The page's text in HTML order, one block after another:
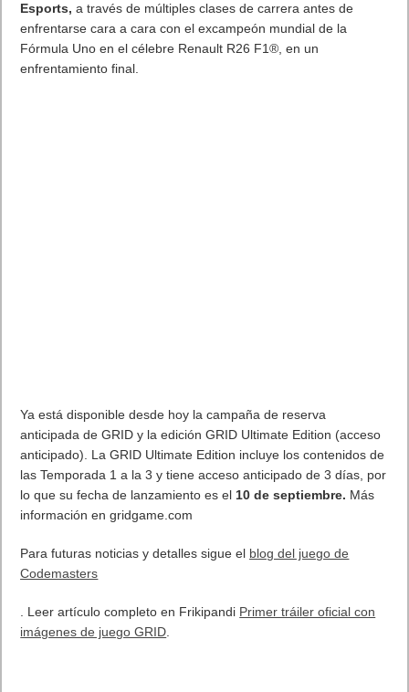
Esports, a través de múltiples clases de carrera antes de
enfrentarse cara a cara con el excampeón mundial de la
Fórmula Uno en el célebre Renault R26 F1®, en un
enfrentamiento final.
Ya está disponible desde hoy la campaña de reserva
anticipada de GRID y la edición GRID Ultimate Edition (acceso
anticipado). La GRID Ultimate Edition incluye los contenidos de
las Temporada 1 a la 3 y tiene acceso anticipado de 3 días, por
lo que su fecha de lanzamiento es el10 de septiembre. Más
información en gridgame.com
Para futuras noticias y detalles sigue el blog del juego de
Codemasters
. Leer artículo completo en Frikipandi Primer tráiler oficial con
imágenes de juego GRID.